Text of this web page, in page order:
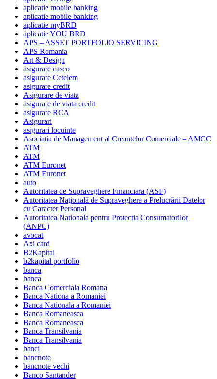
aplicatie mobile banking
aplicatie mobile banking
aplicatie myBRD
aplicatie YOU BRD
APS – ASSET PORTFOLIO SERVICING
APS Romania
Art & Design
asigurare casco
asigurare Cetelem
asigurare credit
Asigurare de viata
asigurare de viata credit
asigurare RCA
Asigurari
asigurari locuinte
Asociatia de Management al Creantelor Comerciale – AMCC
ATM
ATM
ATM Euronet
ATM Euronet
auto
Autoritatea de Supraveghere Financiara (ASF)
Autoritatea Naţională de Supraveghere a Prelucrării Datelor
cu Caracter Personal
Autoritatea Nationala pentru Protectia Consumatorilor
(ANPC)
avocat
Axi card
B2Kapital
b2kapital portfolio
banca
banca
Banca Comerciala Romana
Banca Nationa a Romaniei
Banca Nationala a Romaniei
Banca Romaneasca
Banca Romaneasca
Banca Transilvania
Banca Transilvania
banci
bancnote
bancnote vechi
Banco Santander